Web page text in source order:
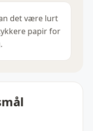
det være lurt
papir for